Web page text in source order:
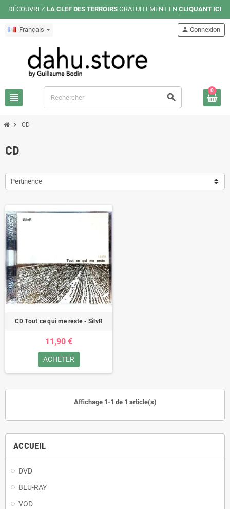
DÉCOUVREZ LA CLEF DES TERROIRS GRATUITEMENT EN CLIQUANT ICI
Français
view_headline search
person Connexion
0
chevron_right CD
ACCUEIL
DVD
BLU-RAY
VOD
CD
Pertinence
CD Tout ce qui me reste - SilvR
11,90 €
ACHETER
Affichage 1-1 de 1 article(s)